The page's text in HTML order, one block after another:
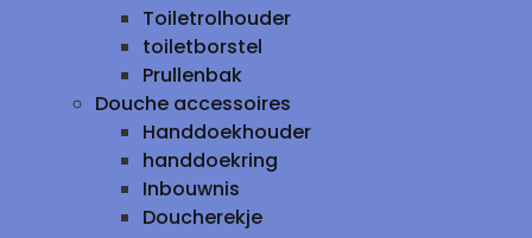
Toiletrolhouder
toiletborstel
Prullenbak
Douche accessoires
Handdoekhouder
handdoekring
Inbouwnis
Doucherekje